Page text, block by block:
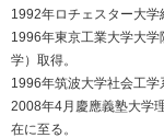
1992年ロチェスター大学
1996年東京工業大学大
学）取得。
1996年筑波大学社会工学
2008年4月慶應義塾大学
在に至る。